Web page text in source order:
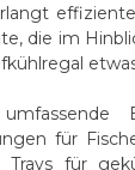
die im
für
Trays für